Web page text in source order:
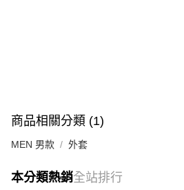
商品相關分類 (1)
MEN 男款 外套
本分類熱銷全站排行